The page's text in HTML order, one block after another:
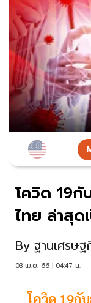
โควิด 19กั
ไทย ล่าสุด
By ฐานเศรษฐ
03 เม.ย. 66 | 04:47 น.
โควิด 19กั